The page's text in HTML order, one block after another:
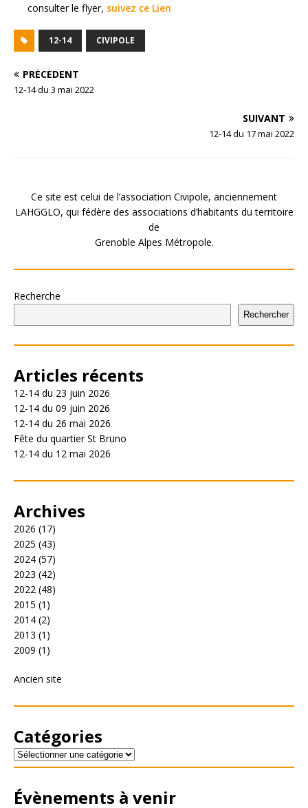
consulter le flyer, suivez ce Lien
12-14 CIVIPOLE
PRÉCÉDENT
12-14 du 3 mai 2022
SUIVANT
12-14 du 17 mai 2022
Ce site est celui de l’association Civipole, anciennement
LAHGGLO, qui fédère des associations d’habitants du territoire
de
Grenoble Alpes Métropole.
Recherche
Rechercher
Articles récents
12-14 du 23 juin 2026
12-14 du 09 juin 2026
12-14 du 26 mai 2026
Fête du quartier St Bruno
12-14 du 12 mai 2026
Archives
2026 (17)
2025 (43)
2024 (57)
2023 (42)
2022 (48)
2015 (1)
2014 (2)
2013 (1)
2009 (1)
Ancien site
Catégories
Évènements à venir